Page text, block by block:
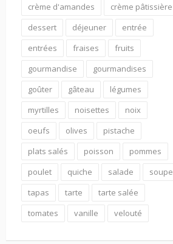
crème d'amandes
crème pâtissière
dessert
déjeuner
entrée
entrées
fraises
fruits
gourmandise
gourmandises
goûter
gâteau
légumes
myrtilles
noisettes
noix
oeufs
olives
pistache
plats salés
poisson
pommes
poulet
quiche salade
soupe
tapas
tarte
tarte salée
tomates
vanille velouté